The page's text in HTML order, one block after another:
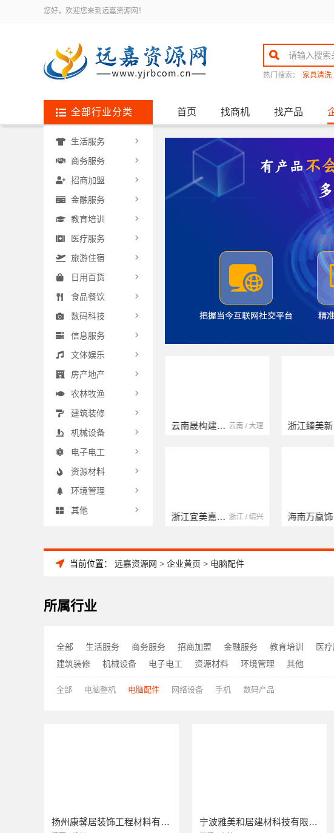
您好，欢迎您来到远嘉资源网！
热门搜索： 家具清洗
全部行业分类 首页 找商机 找产品
浙江臻美新型建材有限公司 浙江 / 绍兴
海南万赢饰家新型建筑材料有限公司 海南 / 万宁
生活服务
商务服务
招商加盟
金融服务
教育培训
医疗服务
旅游住宿
日用百货
食品餐饮
数码科技
信息服务
文体娱乐
房产地产
农林牧渔
建筑装修
机械设备
电子电工
资源材料
环境管理
其他
当前位置： 远嘉资源网 > 企业黄页 > 电脑配件
所属行业
全部 生活服务 商务服务 招商加盟 金融服务 教育培训 医
建筑装修
机械设备 电子电工 资源材料 环境管理 其他
全部 电脑整机 电脑配件 网络设备 手机 数码产品
扬州康馨居装饰工程材料有限公司 宁波雅美和居建材科技有限公司